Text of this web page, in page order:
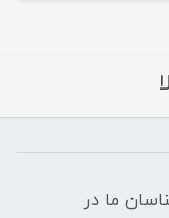
شب با کارشناسان ما در